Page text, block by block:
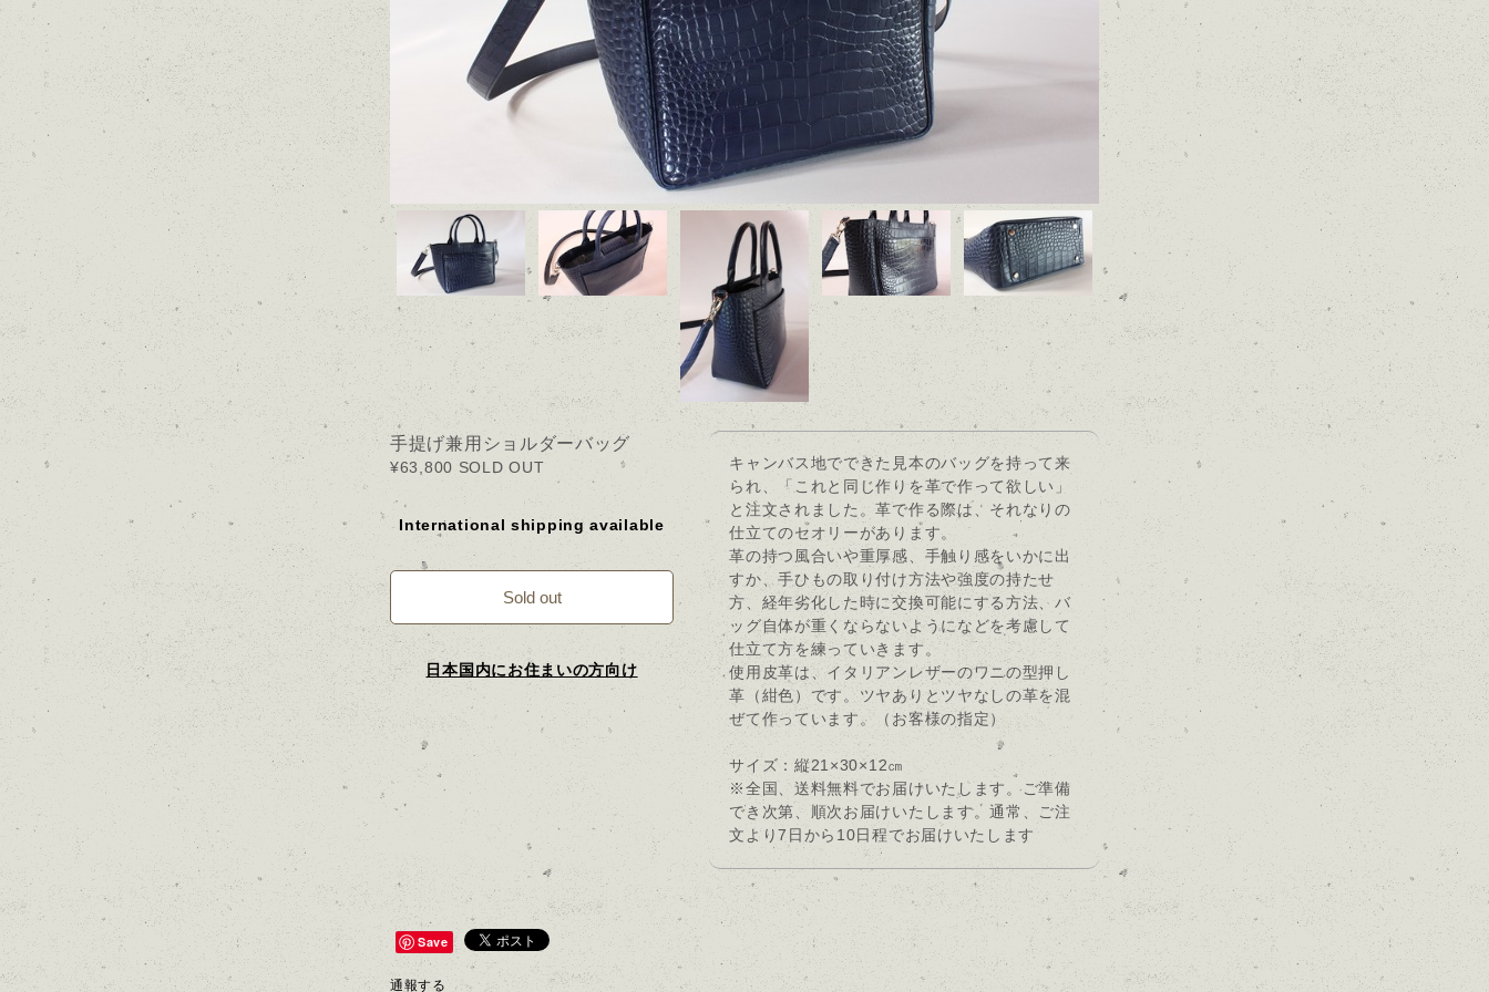
キャンバス地でできた見本のバッグを持って来
られ、「これと同じ作りを革で作って欲しい」
と注文されました。革で作る際は、それなりの
仕立てのセオリーがあります。
革の持つ風合いや重厚感、手触り感をいかに出
すか、手ひもの取り付け方法や強度の持たせ
方、経年劣化した時に交換可能にする方法、バ
ッグ自体が重くならないようになどを考慮して
仕立て方を練っていきます。
使用皮革は、イタリアンレザーのワニの型押し
革（紺色）です。ツヤありとツヤなしの革を混
ぜて作っています。（お客様の指定）
サイズ：縦21×30×12㎝
※全国、送料無料でお届けいたします。ご準備
でき次第、順次お届けいたします。通常、ご注
文より7日から10日程でお届けいたします
手提げ兼用ショルダーバッグ
¥63,800 SOLD OUT
International shipping available
Sold out
日本国内にお住まいの方向け
Save
通報する